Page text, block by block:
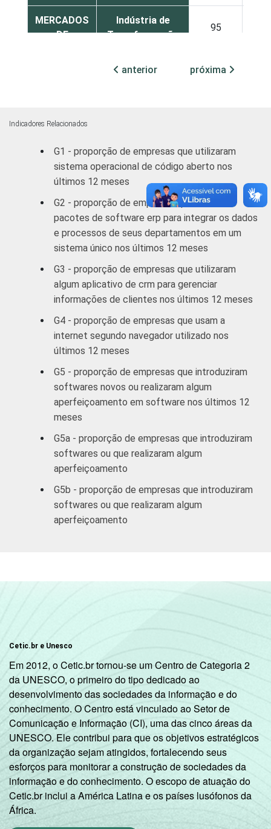
MERCADOS
DE
Indústria de
Transformação
95
Construção 94
motocicletas
Transporte,
armazenagem e
correio
95 60
Alojamento e
alimentação
Atividades
imobiliárias;
profissionais,
científicas e
técnicas;
Atividades
administrativas
e serviços
Informação e
comunicação;
cultura, esporte
e recreação;
Outras
94
constituem os seguintes segmentos da
apresentado se refere apenas aos
resultados da alternativa "sim". Dados
coletados entre outubro de 2011 e janeiro
de 2012.
Fonte: NIC.br - out 2011 / jan 2012
anterior próxima
Indicadores Relacionados
G1 - proporção de empresas que utilizaram
sistema operacional de código aberto nos
últimos 12 meses
G2 - proporção de empresas que utilizaram
pacotes de software erp para integrar os dados
e processos de seus departamentos em um
sistema único nos últimos 12 meses
G3 - proporção de empresas que utilizaram
algum aplicativo de crm para gerenciar
informações de clientes nos últimos 12 meses
G4 - proporção de empresas que usam a
internet segundo navegador utilizado nos
últimos 12 meses
G5 - proporção de empresas que introduziram
softwares novos ou realizaram algum
aperfeiçoamento em software nos últimos 12
meses
G5a - proporção de empresas que introduziram
softwares ou que realizaram algum
aperfeiçoamento
G5b - proporção de empresas que introduziram
softwares ou que realizaram algum
aperfeiçoamento
Cetic.br e Unesco
Em 2012, o Cetic.br tornou-se um Centro de Categoria 2
da UNESCO, o primeiro do tipo dedicado ao
desenvolvimento das sociedades da informação e do
conhecimento. O Centro está vinculado ao Setor de
Comunicação e Informação (CI), uma das cinco áreas da
UNESCO. Ele contribui para que os objetivos estratégicos
da organização sejam atingidos, fortalecendo seus
esforços para monitorar a construção de sociedades da
informação e do conhecimento. O escopo de atuação do
Cetic.br inclui a América Latina e os países lusófonos da
África.